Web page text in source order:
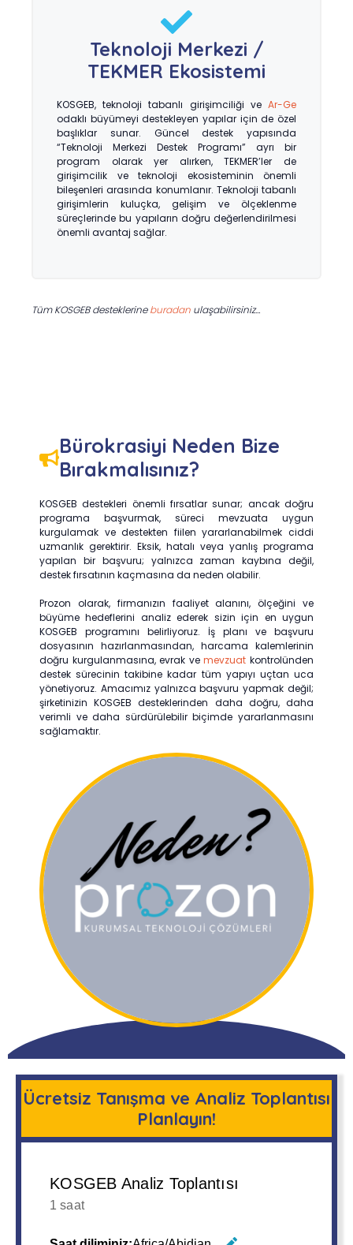
Teknoloji Merkezi /
TEKMER Ekosistemi
KOSGEB, teknoloji tabanlı girişimciliği ve Ar-Ge
odaklı büyümeyi destekleyen yapılar için de özel
başlıklar sunar. Güncel destek yapısında
“Teknoloji Merkezi Destek Programı” ayrı bir
program olarak yer alırken, TEKMER’ler de
girişimcilik ve teknoloji ekosisteminin önemli
bileşenleri arasında konumlanır. Teknoloji tabanlı
girişimlerin kuluçka, gelişim ve ölçeklenme
süreçlerinde bu yapıların doğru değerlendirilmesi
önemli avantaj sağlar.
Tüm KOSGEB desteklerineburadan ulaşabilirsiniz…
Bürokrasiyi Neden Bize
Bırakmalısınız?
KOSGEB destekleri önemli fırsatlar sunar; ancak doğru
programa başvurmak, süreci mevzuata uygun
kurgulamak ve destekten fiilen yararlanabilmek ciddi
uzmanlık gerektirir. Eksik, hatalı veya yanlış programa
yapılan bir başvuru; yalnızca zaman kaybına değil,
destek fırsatının kaçmasına da neden olabilir.
Prozon olarak, firmanızın faaliyet alanını, ölçeğini ve
büyüme hedeflerini analiz ederek sizin için en uygun
KOSGEB programını belirliyoruz. İş planı ve başvuru
dosyasının hazırlanmasından, harcama kalemlerinin
doğru kurgulanmasına, evrak vemevzuat kontrolünden
destek sürecinin takibine kadar tüm yapıyı uçtan uca
yönetiyoruz. Amacımız yalnızca başvuru yapmak değil;
şirketinizin KOSGEB desteklerinden daha doğru, daha
verimli ve daha sürdürülebilir biçimde yararlanmasını
sağlamaktır.
Ücretsiz Tanışma ve Analiz Toplantısı
Planlayın!